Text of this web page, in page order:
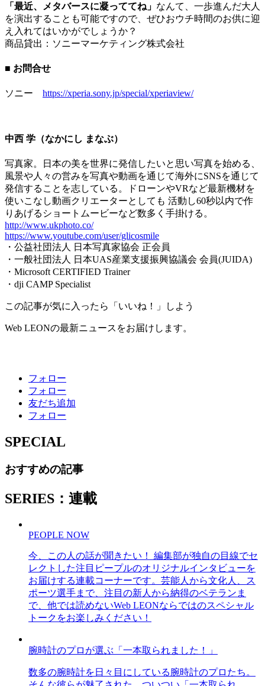
「最近、メタバースに凝っててね」 なんて、一歩進んだ大人
を演出することも可能ですので、ぜひおウチ時間のお供に迎
え入れてはいかがでしょうか？
商品貸出：ソニーマーケティング株式会社
■ お問合せ
ソニー https://xperia.sony.jp/special/xperiaview/
中西 学（なかにし まなぶ）
写真家。日本の美を世界に発信したいと思い写真を始める、
風景や人々の営みを写真や動画を通じて海外にSNSを通じて
発信することを志している。ドローンやVRなど最新機材を
使いこなし動画クリエーターとしても 活動し60秒以内で作
りあげるショートムービーなど数多く手掛ける。
http://www.ukphoto.co/
https://www.youtube.com/user/glicosmile
・公益社団法人 日本写真家協会 正会員
・一般社団法人 日本UAS産業支援振興協議会 会員(JUIDA)
・Microsoft CERTIFIED Trainer
・dji CAMP Specialist
この記事が気に入ったら「いいね！」しよう
Web LEONの最新ニュースをお届けします。
フォロー
フォロー
友だち追加
フォロー
SPECIAL
おすすめの記事
SERIES：連載
PEOPLE NOW
今、この人の話が聞きたい！ 編集部が独自の目線でセ
レクトした注目ピープルのオリジナルインタビューを
お届けする連載コーナーです。芸能人から文化人、ス
ポーツ選手まで、注目の新人から納得のベテランま
で、他では読めないWeb LEONならではのスペシャル
トークをお楽しみください！
腕時計のプロが選ぶ「一本取られました！」
数多の腕時計を日々目にしている腕時計のプロたち。